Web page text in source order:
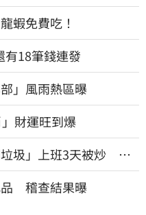
蝦免費吃！
18筆錢連發
」風雨熱區曝
財運旺到爆
圾」上班3天被炒 找
品 稽查結果曝